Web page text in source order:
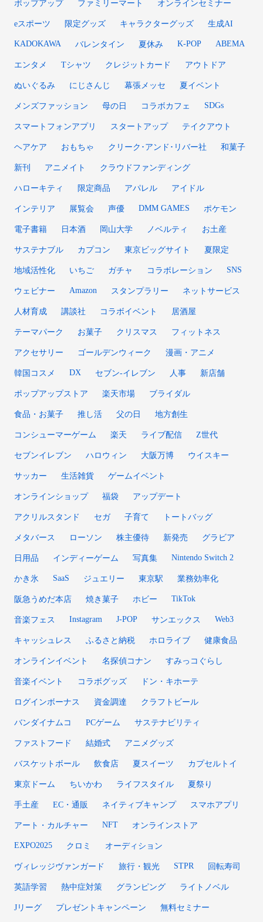
ポップアップ ファミリーマート オンラインセミナー
eスポーツ 限定グッズ キャラクターグッズ 生成AI
KADOKAWA バレンタイン 夏休み K-POP ABEMA
エンタメ Tシャツ クレジットカード アウトドア
ぬいぐるみ にじさんじ 幕張メッセ 夏イベント
メンズファッション 母の日 コラボカフェ SDGs
スマートフォンアプリ スタートアップ テイクアウト
ヘアケア おもちゃ クリーク･アンド･リバー社 和菓子
新刊 アニメイト クラウドファンディング
ハローキティ 限定商品 アパレル アイドル
インテリア 展覧会 声優 DMM GAMES ポケモン
電子書籍 日本酒 岡山大学 ノベルティ お土産
サステナブル カプコン 東京ビッグサイト 夏限定
地域活性化 いちご ガチャ コラボレーション SNS
ウェビナー Amazon スタンプラリー ネットサービス
人材育成 講談社 コラボイベント 居酒屋
テーマパーク お菓子 クリスマス フィットネス
アクセサリー ゴールデンウィーク 漫画・アニメ
韓国コスメ DX セブン‐イレブン 人事 新店舗
ポップアップストア 楽天市場 ブライダル
食品・お菓子 推し活 父の日 地方創生
コンシューマーゲーム 楽天 ライブ配信 Z世代
セブンイレブン ハロウィン 大阪万博 ウイスキー
サッカー 生活雑貨 ゲームイベント
オンラインショップ 福袋 アップデート
アクリルスタンド セガ 子育て トートバッグ
メタバース ローソン 株主優待 新発売 グラビア
日用品 インディーゲーム 写真集 Nintendo Switch 2
かき氷 SaaS ジュエリー 東京駅 業務効率化
阪急うめだ本店 焼き菓子 ホビー TikTok
音楽フェス Instagram J-POP サンエックス Web3
キャッシュレス ふるさと納税 ホロライブ 健康食品
オンラインイベント 名探偵コナン すみっコぐらし
音楽イベント コラボグッズ ドン・キホーテ
ログインボーナス 資金調達 クラフトビール
バンダイナムコ PCゲーム サステナビリティ
ファストフード 結婚式 アニメグッズ
バスケットボール 飲食店 夏スイーツ カプセルトイ
東京ドーム ちいかわ ライフスタイル 夏祭り
手土産 EC・通販 ネイティブキャンプ スマホアプリ
アート・カルチャー NFT オンラインストア
EXPO2025 クロミ オーディション
ヴィレッジヴァンガード 旅行・観光 STPR 回転寿司
英語学習 熱中症対策 グランピング ライトノベル
Jリーグ プレゼントキャンペーン 無料セミナー